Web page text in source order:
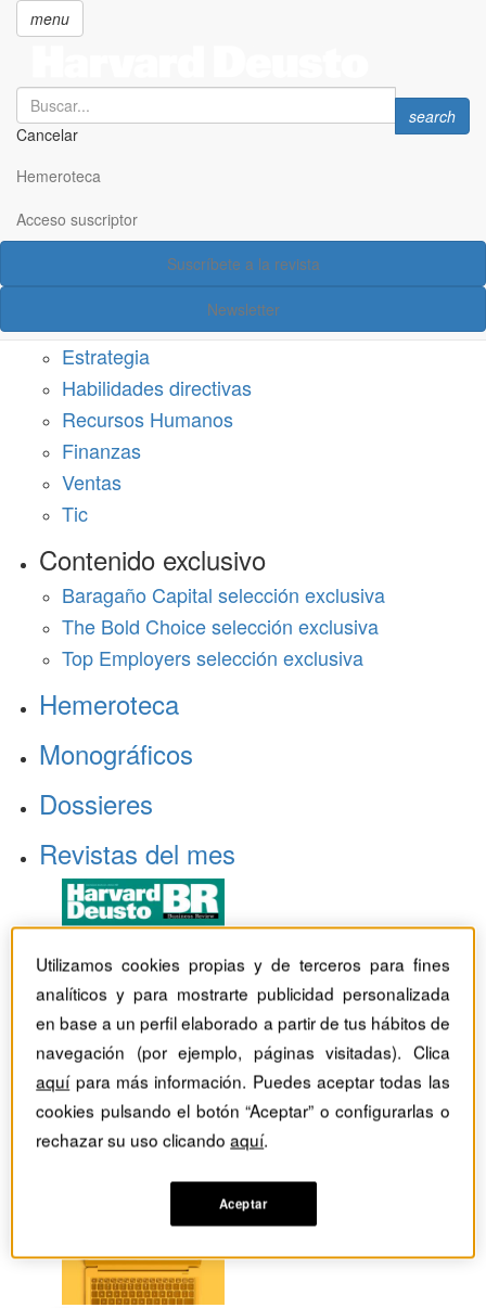
principal
menu
Search
Cancelar
Search
search
Hemeroteca
Acceso suscriptor
Suscríbete a la revista
Newsletter
Acceso suscriptor
Estrategia
Habilidades directivas
Recursos Humanos
Finanzas
Ventas
Tic
Contenido exclusivo
Baragaño Capital selección exclusiva
The Bold Choice selección exclusiva
Top Employers selección exclusiva
Hemeroteca
Monográficos
Dossieres
Revistas del mes
Utilizamos cookies propias y de terceros para fines
analíticos y para mostrarte publicidad personalizada
en base a un perfil elaborado a partir de tus hábitos de
navegación (por ejemplo, páginas visitadas). Clica
aquípara más información. Puedes aceptar todas las
cookies pulsando el botón “Aceptar” o configurarlas o
rechazar su uso clicandoaquí.
Aceptar